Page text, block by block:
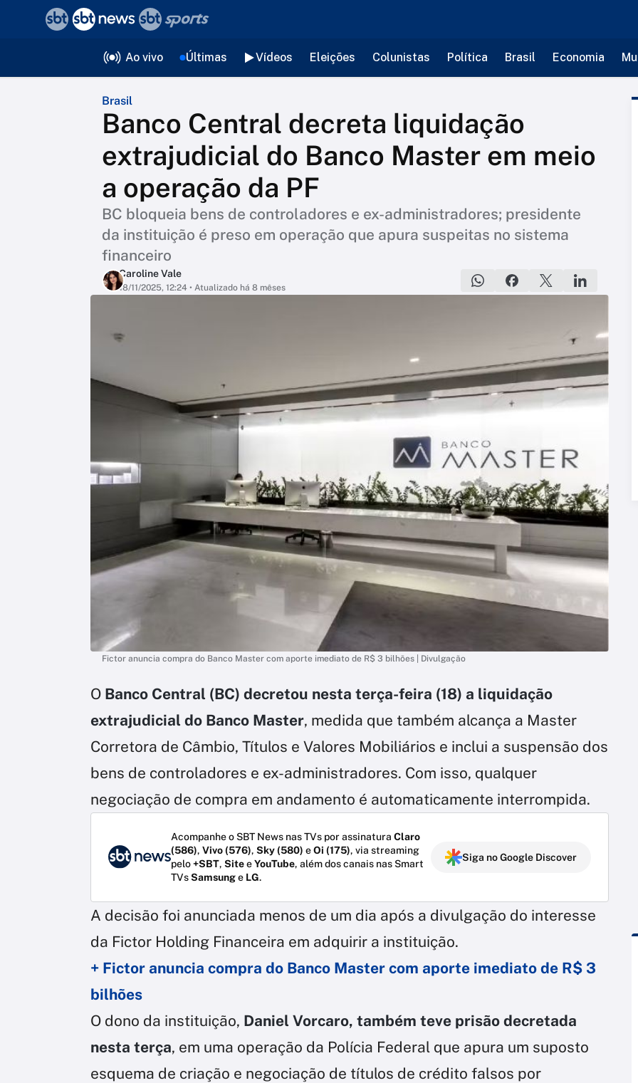
Ao vivo Últimas Vídeos Eleições Colunistas Política Brasil Economia
Brasil
Banco Central decreta liquidação
extrajudicial do Banco Master em meio
a operação da PF
BC bloqueia bens de controladores e ex-administradores; presidente
da instituição é preso em operação que apura suspeitas no sistema
financeiro
Caroline Vale
18/11/2025, 12:24 • Atualizado há 8 mêses
Fictor anuncia compra do Banco Master com aporte imediato de R$ 3 bilhões | Divulgação
O Banco Central (BC) decretou nesta terça-feira (18) a liquidação
extrajudicial do Banco Master, medida que também alcança a Master
Corretora de Câmbio, Títulos e Valores Mobiliários e inclui a suspensão dos
bens de controladores e ex-administradores. Com isso, qualquer
negociação de compra em andamento é automaticamente interrompida.
Acompanhe o SBT News nas TVs por assinatura Claro
(586), Vivo (576), Sky (580) eOi (175), via streaming
pelo+SBT, SiteeYouTube, além dos canais nas Smart
TVsSamsunge LG.
Siga no Google Discover
A decisão foi anunciada menos de um dia após a divulgação do interesse
da Fictor Holding Financeira em adquirir a instituição.
+ Fictor anuncia compra do Banco Master com aporte imediato de R$ 3
bilhões
O dono da instituição, Daniel Vorcaro, também teve prisão decretada
nesta terça, em uma operação da Polícia Federal que apura um suposto
esquema de criação e negociação de títulos de crédito falsos por
voltar
Editorias